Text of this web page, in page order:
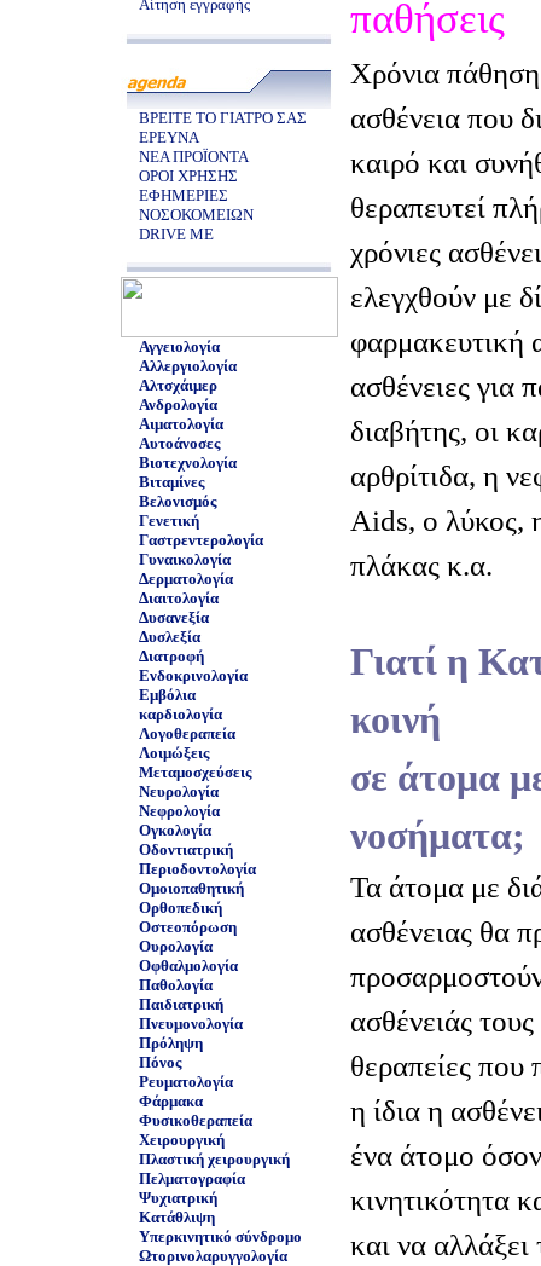
Αίτηση εγγραφής
ΒΡΕΙΤΕ ΤΟ ΓΙΑΤΡΟ ΣΑΣ
ΕΡΕΥΝΑ
ΝΕΑ ΠΡΟΪΟΝΤΑ
ΟΡΟΙ ΧΡΗΣΗΣ
ΕΦΗΜΕΡΙΕΣ
ΝΟΣΟΚΟΜΕΙΩΝ
DRIVE ME
Αγγειολογία
Αλλεργιολογία
Αλτσχάιμερ
Ανδρολογία
Αιματολογία
Αυτοάνοσες
Βιοτεχνολογία
Βιταμίνες
Βελονισμός
Γενετική
Γαστρεντερολογία
Γυναικολογία
Δερματολογία
Διαιτολογία
Δυσανεξία
Δυσλεξία
Διατροφή
Ενδοκρινολογία
Εμβόλια
καρδιολογία
Λογοθεραπεία
Λοιμώξεις
Μεταμοσχεύσεις
Νευρολογία
Νεφρολογία
Ογκολογία
Οδοντιατρική
Περιοδοντολογία
Ομοιοπαθητική
Ορθοπεδική
Οστεοπόρωση
Ουρολογία
Οφθαλμολογία
Παθολογία
Παιδιατρική
Πνευμονολογία
Πρόληψη
Πόνος
Ρευματολογία
Φάρμακα
Φυσικοθεραπεία
Χειρουργική
Πλαστική χειρουργική
Πελματογραφία
Ψυχιατρική
Κατάθλιψη
Υπερκινητικό σύνδρομο
Ωτορινολαρυγγολογία
παθήσεις
Χρόνια πάθηση
ασθένεια που
καιρό και
θεραπευτεί
χρόνιες
ελεγχθούν με
φαρμακευτική
ασθένειες για
διαβήτης, οι
αρθρίτιδα, η
Aids, ο λύκος,
πλάκας κ.α.
Γιατί η
κοινή
σε άτομα
νοσήματα;
Τα άτομα με
ασθένειας θα
προσαρμοστούν
ασθένειάς
θεραπείες που
η ίδια η
ένα άτομο
κινητικότητα
και να